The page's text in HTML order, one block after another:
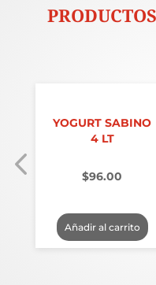
YOGURT SABINO
4 LT
$96.00
Añadir al carrito